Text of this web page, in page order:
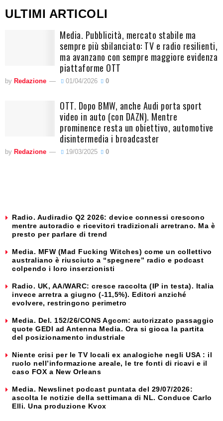
ULTIMI ARTICOLI
Media. Pubblicità, mercato stabile ma
sempre più sbilanciato: TV e radio resilienti,
ma avanzano con sempre maggiore evidenza
piattaforme OTT
by Redazione 01/04/2026 0
OTT. Dopo BMW, anche Audi porta sport
video in auto (con DAZN). Mentre
prominence resta un obiettivo, automotive
disintermedia i broadcaster
by Redazione 19/03/2025 0
Radio. Audiradio Q2 2026: device connessi crescono
mentre autoradio e ricevitori tradizionali arretrano. Ma è
presto per parlare di trend
Media. MFW (Mad Fucking Witches) come un collettivo
australiano è riusciuto a “spegnere” radio e podcast
colpendo i loro inserzionisti
Radio. UK, AA/WARC: cresce raccolta (IP in testa). Italia
invece arretra a giugno (-11,5%). Editori anziché
evolvere, restringono perimetro
Media. Del. 152/26/CONS Agcom: autorizzato passaggio
quote GEDI ad Antenna Media. Ora si gioca la partita
del posizionamento industriale
Niente crisi per le TV locali ex analogiche negli USA : il
ruolo nell’informazione areale, le tre fonti di ricavi e il
caso FOX a New Orleans
Media. Newslinet podcast puntata del 29/07/2026:
ascolta le notizie della settimana di NL. Conduce Carlo
Elli. Una produzione Kvox